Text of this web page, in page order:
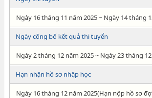
Ngày 16 tháng 11 năm 2025 ~ Ngày 14 tháng
Ngày công bố kết quả thi tuyển
Ngày 2 tháng 12 năm 2025 ~ Ngày 23 tháng
Hạn nhận hồ sơ nhập học
Ngày 16 tháng 12 năm 2025(Hạn nộp hồ sơ